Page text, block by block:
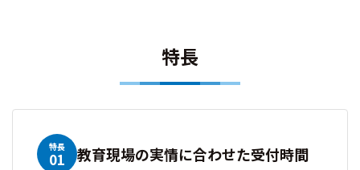
特長
特長
01 教育現場の実情に合わせた受付時間